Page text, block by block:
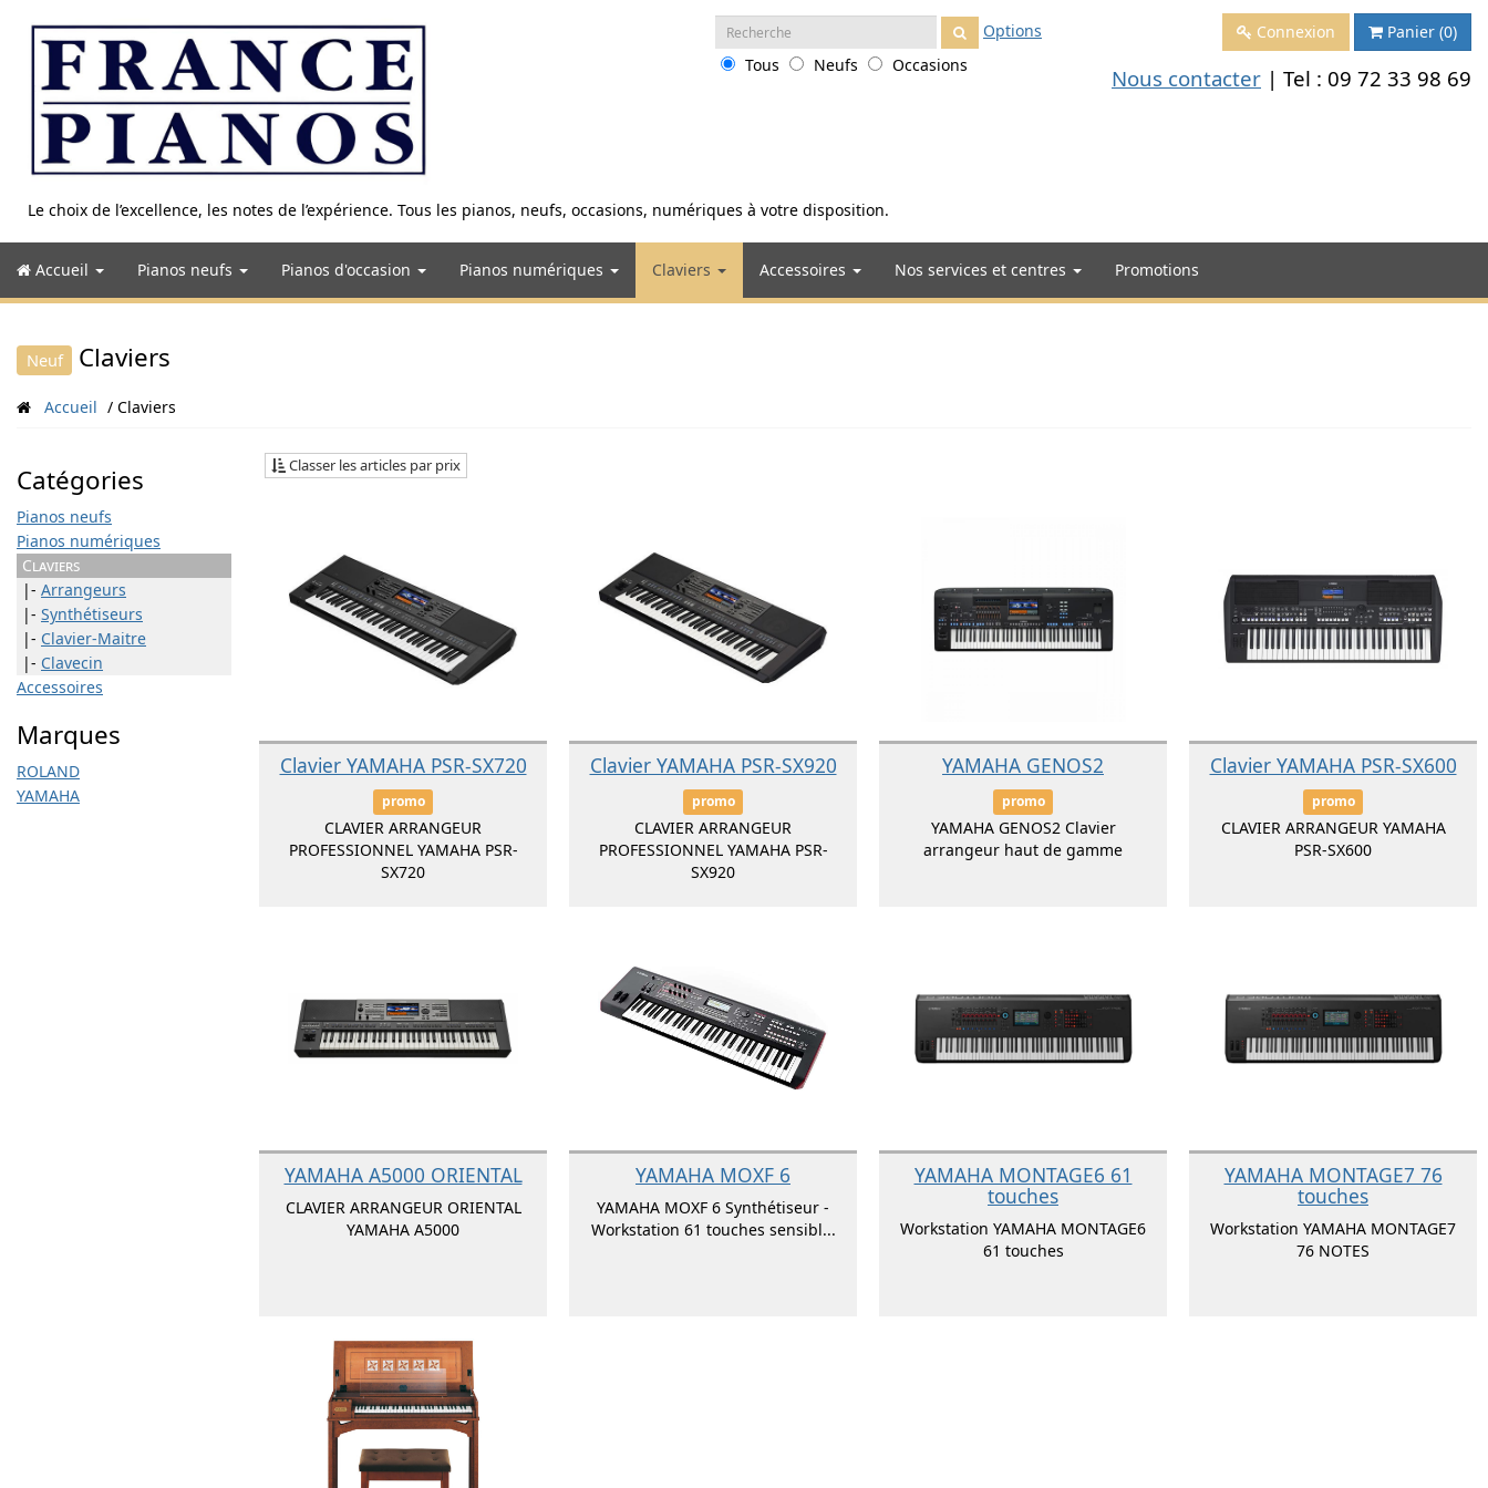
contenu
Le choix de l’excellence, les notes de l’expérience. Tous les pianos, neufs, occasions, numériques à votre disposition.
Recherche
:
Options
Tous
Neufs Occasions
Connexion Panier (0)
Nous contacter | Tel : 09 72 33 98 69
Accueil Pianos neufs Pianos d'occasion Pianos numériques Claviers Accessoires Nos services et centres Promotions
Neuf Claviers
Accueil Claviers
Catégories
Pianos neufs
Pianos numériques
Claviers
|- Arrangeurs
|- Synthétiseurs
|- Clavier-Maitre
|- Clavecin
Accessoires
Marques
ROLAND
YAMAHA
Classer les articles par prix
Clavier YAMAHA PSR-SX720
promo
CLAVIER ARRANGEUR
PROFESSIONNEL YAMAHA PSR-
SX720
Clavier YAMAHA PSR-SX920
promo
CLAVIER ARRANGEUR
PROFESSIONNEL YAMAHA PSR-
SX920
YAMAHA GENOS2
promo
YAMAHA GENOS2 Clavier
arrangeur haut de gamme
Clavier YAMAHA PSR-SX600
promo
CLAVIER ARRANGEUR YAMAHA
PSR-SX600
YAMAHA A5000 ORIENTAL
CLAVIER ARRANGEUR ORIENTAL
YAMAHA A5000
YAMAHA MOXF 6
YAMAHA MOXF 6 Synthétiseur -
Workstation 61 touches sensibl...
YAMAHA MONTAGE6 61
touches
Workstation YAMAHA MONTAGE6
61 touches
YAMAHA MONTAGE7 76
touches
Workstation YAMAHA MONTAGE7
76 NOTES